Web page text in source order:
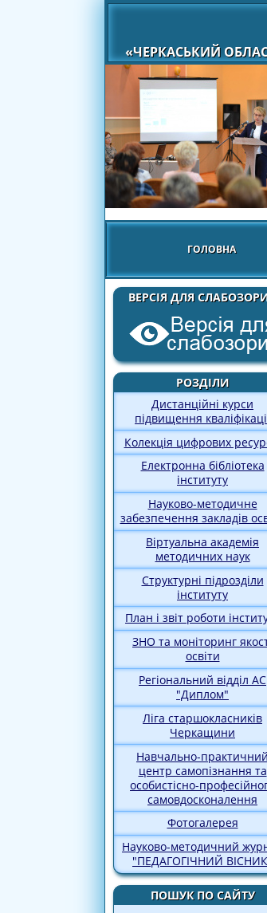
«ЧЕРКАСЬКИЙ
ГОЛОВНА
ВЕРСІЯ ДЛЯ
РОЗДІЛИ
Дистанційні курси
підвищення
Колекція цифрових
Електронна бібліотека
інституту
Науково-методичне
забезпечення закладів
Віртуальна академія
методичних наук
Структурні підрозділи
інституту
План і звіт роботи
ЗНО та моніторинг
освіти
Регіональний відділ АС
"Диплом"
Ліга старшокласників
Черкащини
Навчально-практичний
центр самопізнання та
особистісно-
самовдосконалення
Фотогалерея
Науково-методичний
"ПЕДАГОГІЧНИЙ
ПОШУК ПО САЙТУ